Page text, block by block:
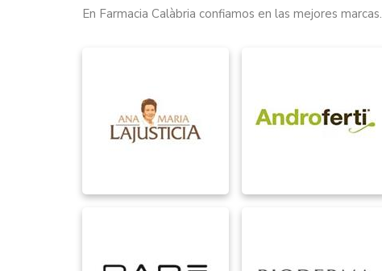
En Farmacia Calàbria confiamos en las mejores marcas.